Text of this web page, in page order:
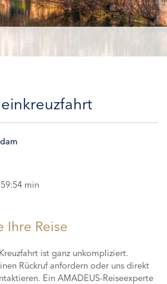
59:54 min
Ihre Reise
ist ganz unkompliziert.
Rückruf anfordern oder uns direkt
Ein AMADEUS-Reiseexperte